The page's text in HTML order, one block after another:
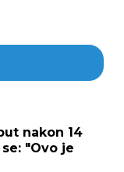
nakon 14
"Ovo je